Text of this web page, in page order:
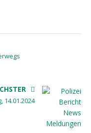
14.01.2024